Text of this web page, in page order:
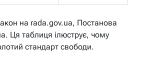
на rada.gov.ua, Постанова
Ця таблиця ілюструє, чому
стандарт свободи.